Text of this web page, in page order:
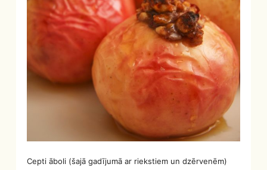
Cepti āboli (šajā gadījumā ar riekstiem un dzērvenēm)